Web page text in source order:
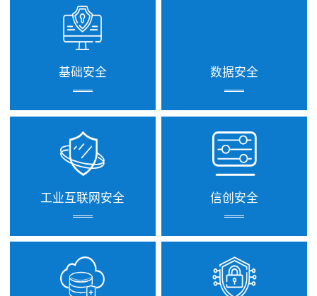
基础安全 数据安全
工业互联网安全 信创安全